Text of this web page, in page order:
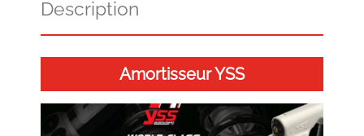
Description
Amortisseur YSS